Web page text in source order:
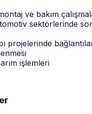
ve bakım
sektörlerinde
projelerinde
işlemleri